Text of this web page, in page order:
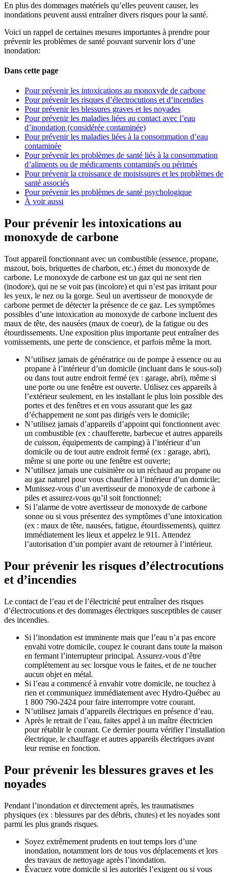
En plus des dommages matériels qu’elles peuvent causer, les
inondations peuvent aussi entraîner divers risques pour la santé.
Voici un rappel de certaines mesures importantes à prendre pour
prévenir les problèmes de santé pouvant survenir lors d’une
inondation:
Dans cette page
Pour prévenir les intoxications au monoxyde de carbone
Pour prévenir les risques d’électrocutions et d’incendies
Pour prévenir les blessures graves et les noyades
Pour prévenir les maladies liées au contact avec l’eau
d’inondation (considérée contaminée)
Pour prévenir les maladies liées à la consommation d’eau
contaminée
Pour prévenir les problèmes de santé liés à la consommation
d’aliments ou de médicaments contaminés ou périmés
Pour prévenir la croissance de moisissures et les problèmes de
santé associés
Pour prévenir les problèmes de santé psychologique
À voir aussi
Pour prévenir les intoxications au
monoxyde de carbone
Tout appareil fonctionnant avec un combustible (essence, propane,
mazout, bois, briquettes de charbon, etc.) émet du monoxyde de
carbone. Le monoxyde de carbone est un gaz qui ne sent rien
(inodore), qui ne se voit pas (incolore) et qui n’est pas irritant pour
les yeux, le nez ou la gorge. Seul un avertisseur de monoxyde de
carbone permet de détecter la présence de ce gaz. Les symptômes
possibles d’une intoxication au monoxyde de carbone incluent des
maux de tête, des nausées (maux de coeur), de la fatigue ou des
étourdissements. Une exposition plus importante peut entraîner des
vomissements, une perte de conscience, et parfois même la mort.
N’utilisez jamais de génératrice ou de pompe à essence ou au
propane à l’intérieur d’un domicile (incluant dans le sous-sol)
ou dans tout autre endroit fermé (ex : garage, abri), même si
une porte ou une fenêtre est ouverte. Utilisez ces appareils à
l’extérieur seulement, en les installant le plus loin possible des
portes et des fenêtres et en vous assurant que les gaz
d’échappement ne sont pas dirigés vers le domicile;
N’utilisez jamais d’appareils d’appoint qui fonctionnent avec
un combustible (ex : chaufferette, barbecue et autres appareils
de cuisson, équipements de camping) à l’intérieur d’un
domicile ou de tout autre endroit fermé (ex : garage, abri),
même si une porte ou une fenêtre est ouverte;
N’utilisez jamais une cuisinière ou un réchaud au propane ou
au gaz naturel pour vous chauffer à l’intérieur d’un domicile;
Munissez-vous d’un avertisseur de monoxyde de carbone à
piles et assurez-vous qu’il soit fonctionnel;
Si l’alarme de votre avertisseur de monoxyde de carbone
sonne ou si vous présentez des symptômes d’une intoxication
(ex : maux de tête, nausées, fatigue, étourdissements), quittez
immédiatement les lieux et appelez le 911. Attendez
l’autorisation d’un pompier avant de retourner à l’intérieur.
Pour prévenir les risques d’électrocutions
et d’incendies
Le contact de l’eau et de l’électricité peut entraîner des risques
d’électrocutions et des dommages électriques susceptibles de causer
des incendies.
Si l’inondation est imminente mais que l’eau n’a pas encore
envahi votre domicile, coupez le courant dans toute la maison
en fermant l’interrupteur principal. Assurez-vous d’être
complètement au sec lorsque vous le faites, et de ne toucher
aucun objet en métal.
Si l’eau a commencé à envahir votre domicile, ne touchez à
rien et communiquez immédiatement avec Hydro-Québec au
1 800 790-2424 pour faire interrompre votre courant.
N’utilisez jamais d’appareils électriques en présence d’eau.
Après le retrait de l’eau, faites appel à un maître électricien
pour rétablir le courant. Ce dernier pourra vérifier l’installation
électrique, le chauffage et autres appareils électriques avant
leur remise en fonction.
Pour prévenir les blessures graves et les
noyades
Pendant l’inondation et directement après, les traumatismes
physiques (ex : blessures par des débris, chutes) et les noyades sont
parmi les plus grands risques.
Soyez extrêmement prudents en tout temps lors d’une
inondation, notamment lors de tous vos déplacements et lors
des travaux de nettoyage après l’inondation.
Évacuez votre domicile si les autorités l’exigent ou si vous